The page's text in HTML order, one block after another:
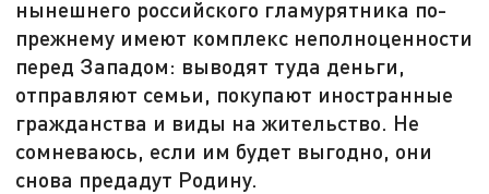
нынешнего российского гламурятника по-
прежнему имеют комплекс неполноценности
перед Западом: выводят туда деньги,
отправляют семьи, покупают иностранные
гражданства и виды на жительство. Не
сомневаюсь, если им будет выгодно, они
снова предадут Родину.